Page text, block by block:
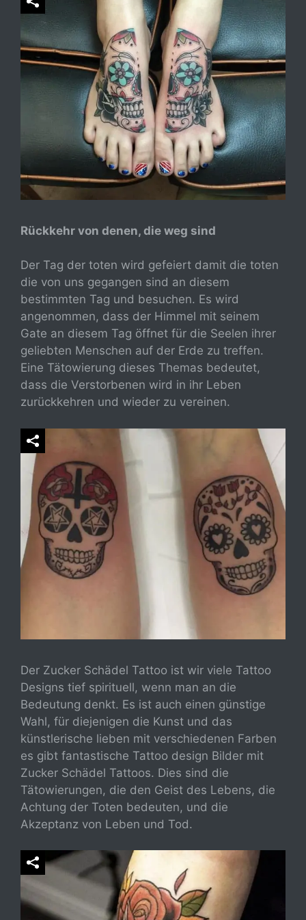
Rückkehr von denen, die weg sind
Der Tag der toten wird gefeiert damit die toten
die von uns gegangen sind an diesem
bestimmten Tag und besuchen. Es wird
angenommen, dass der Himmel mit seinem
Gate an diesem Tag öffnet für die Seelen ihrer
geliebten Menschen auf der Erde zu treffen.
Eine Tätowierung dieses Themas bedeutet,
dass die Verstorbenen wird in ihr Leben
zurückkehren und wieder zu vereinen.
Der Zucker Schädel Tattoo ist wir viele Tattoo
Designs tief spirituell, wenn man an die
Bedeutung denkt. Es ist auch einen günstige
Wahl, für diejenigen die Kunst und das
künstlerische lieben mit verschiedenen Farben
es gibt fantastische Tattoo design Bilder mit
Zucker Schädel Tattoos. Dies sind die
Tätowierungen, die den Geist des Lebens, die
Achtung der Toten bedeuten, und die
Akzeptanz von Leben und Tod.